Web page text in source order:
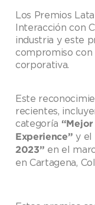
Los Premios
Interacción con
industria y este
compromiso con
corporativa.
Este
recientes,
categoría
Experience” y el
2023” en el
en Cartagena,